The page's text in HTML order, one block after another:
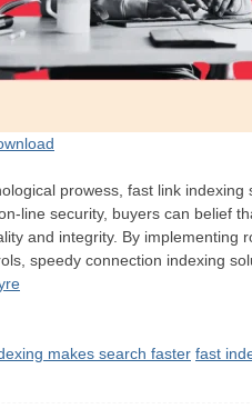
prowess, fast link
line security, buyers can belief
and integrity. By implementing
speedy connection indexing
makes search faster fast